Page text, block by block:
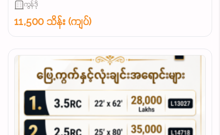
ကွန်ဒို
11,500 သိန်း (ကျပ်)